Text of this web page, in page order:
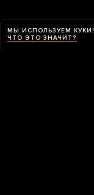
МЫ ИСПОЛЬЗУЕМ КУКИ!
ЧТО ЭТО ЗНАЧИТ?